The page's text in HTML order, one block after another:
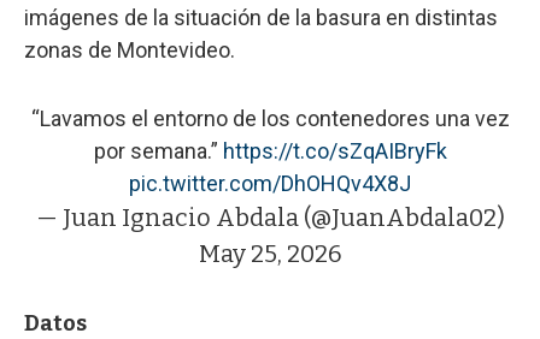
imágenes de la situación de la basura en distintas
zonas de Montevideo.
“Lavamos el entorno de los contenedores una vez
por semana.” https://t.co/sZqAIBryFk
pic.twitter.com/DhOHQv4X8J
— Juan Ignacio Abdala (@JuanAbdala02)
May 25, 2026
Datos